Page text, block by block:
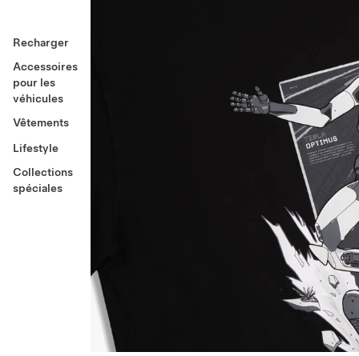
Recharger
Accessoires
pour les
véhicules
Vêtements
Lifestyle
Collections
spéciales